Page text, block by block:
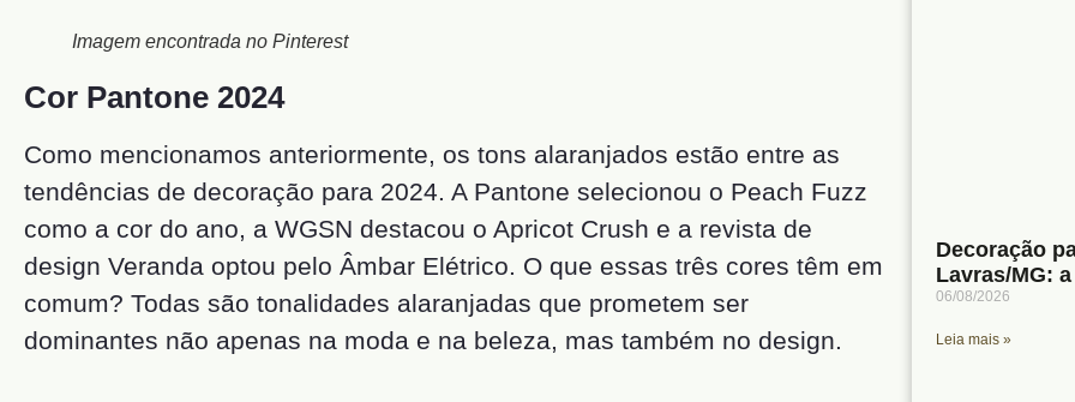
Imagem encontrada no Pinterest
Cor Pantone 2024
Como mencionamos anteriormente, os tons alaranjados estão entre as
tendências de decoração para 2024. A Pantone selecionou o Peach Fuzz
como a cor do ano, a WGSN destacou o Apricot Crush e a revista de
design Veranda optou pelo Âmbar Elétrico. O que essas três cores têm em
comum? Todas são tonalidades alaranjadas que prometem ser
dominantes não apenas na moda e na beleza, mas também no design.
Decoração
Lavras/MG:
06/08/2026
Leia mais »